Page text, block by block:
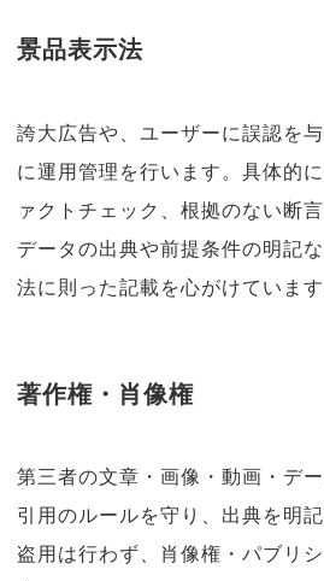
景品表示法
誇大広告や、ユーザーに誤認を
に運用管理を行います。具体的
ァクトチェック、根拠のない断
データの出典や前提条件の明記
法に則った記載を心がけています
著作権・肖像権
第三者の文章・画像・動画・デ
引用のルールを守り、出典を明
盗用は行わず、肖像権・パブリ